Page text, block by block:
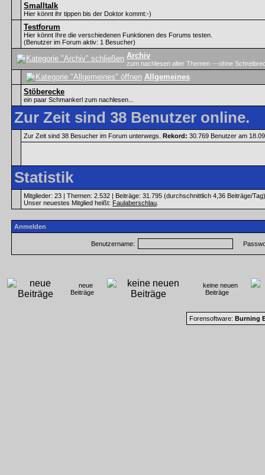
Smalltalk
Hier könnt ihr tippen bis der Doktor kommt:-)
Testforum
Hier könnt Ihre die verschiedenen Funktionen des Forums testen.
(Benutzer im Forum aktiv: 1 Besucher)
Archiv
zum nachlesen alter Themen ---ohne
Allgemeines
Stöberecke
ein paar Schmankerl zum nachlesen...
Zur Zeit sind 38 Benutzer online.
Zur Zeit sind 38 Besucher im Forum unterwegs. Rekord: 30.769 Benutzer am
Statistik
Mitglieder: 23 | Themen: 2.532 | Beiträge: 31.795 (durchschnittlich 4,36 Beiträge/Tag)
Unser neuestes Mitglied heißt: Faulaberschlau
Anmelden
Benutzername:
neue
Beiträge
keine neuen
Beiträge
Forensoftware: Burning